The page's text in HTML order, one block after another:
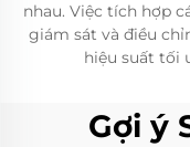
nhau. Việc tích hợp
giám sát và điều
hiệu suất tối
Gợi ý